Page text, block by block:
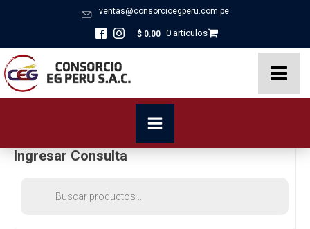
ventas@consorcioegperu.com.pe
$ 0.00 0 artículos
Ingresar Consulta